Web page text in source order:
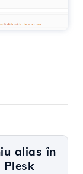
alias în